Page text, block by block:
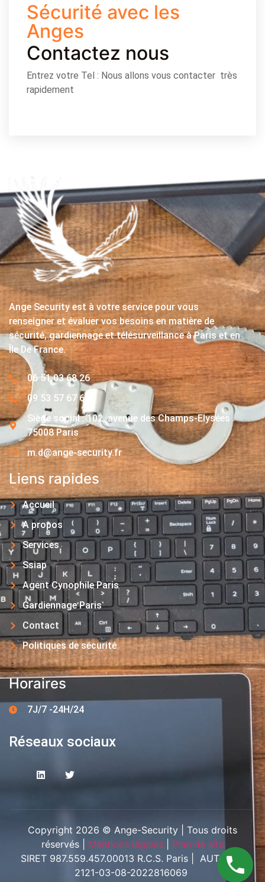
Sécurité avec les
Anges
Contactez nous
Entrez votre Tel : Nous allons vous contacter très
rapidement
Ange Security est à votre service pour vous
renseigner et évaluer vos besoins en matière de
sécurité, gardiennage et télésurveillance à Paris et en
Île De France.
06 51 03 68 26
09 53 57 67 63
Siège social : 102, avenue des Champs-Elysées
75008 Paris
m.d@ange-security.fr
Liens rapides
Accueil
A propos
Services
Ssiap
Agent Cynophile Paris
Gardiennage Paris
Contact
Politiques de sécurité
Horaires
7J/7 -24H/24
Réseaux sociaux
Copyright 2026 © Ange-Security | Tous droits
réservés | Mentions légales| Plan de site
SIRET 987.559.457.00013 R.C.S. Paris | AUT-094-
2121-03-08-2022816069